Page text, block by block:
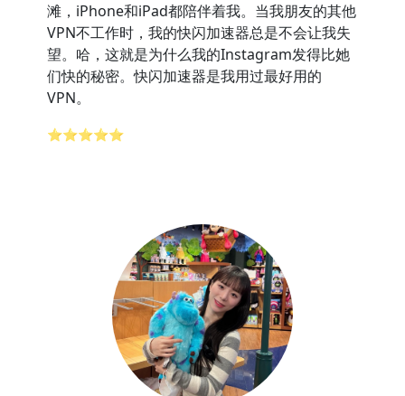
滩，iPhone和iPad都陪伴着我。当我朋友的其他
VPN不工作时，我的快闪加速器总是不会让我失
望。哈，这就是为什么我的Instagram发得比她
们快的秘密。快闪加速器是我用过最好用的
VPN。
⭐⭐⭐⭐⭐